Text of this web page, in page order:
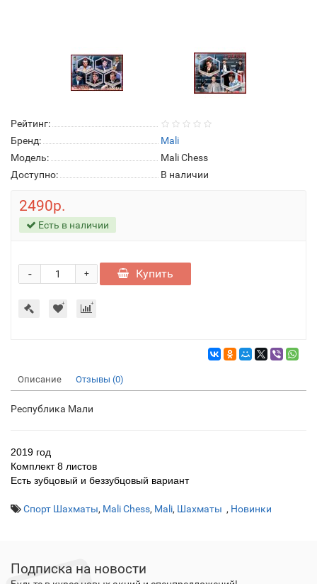
Рейтинг:
Бренд:
Mali
Модель:
Mali Chess
Доступно:
В наличии
2490р.
Есть в наличии
+
- Купить
Описание Отзывы (0)
Республика Мали
2019 год
Комплект 8 листов
Есть зубцовый и беззубцовый вариант
Спорт Шахматы, Mali Chess, Mali, Шахматы , Новинки
Подписка на новости